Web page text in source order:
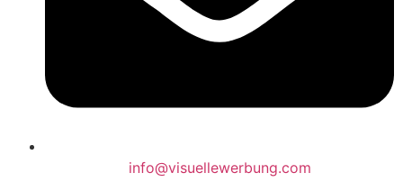
info@visuellewerbung.com